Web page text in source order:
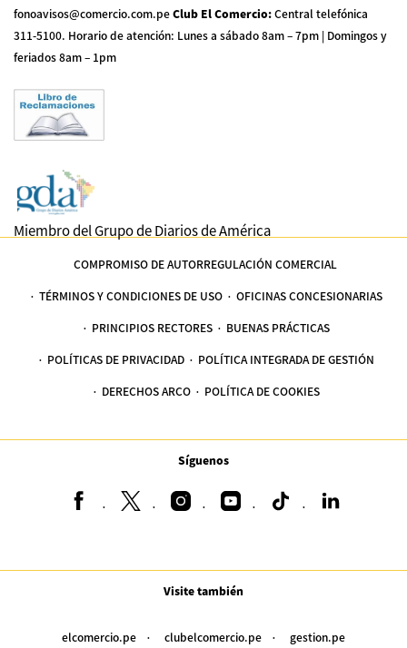
fonoavisos@comercio.com.peClub El Comercio:Central telefónica
311-5100. Horario de atención: Lunes a sábado 8am – 7pm | Domingos y
feriados 8am – 1pm
Miembro del Grupo de Diarios de América
COMPROMISO DE AUTORREGULACIÓN COMERCIAL
TÉRMINOS Y CONDICIONES DE USO OFICINAS CONCESIONARIAS
PRINCIPIOS RECTORES BUENAS PRÁCTICAS
POLÍTICAS DE PRIVACIDAD POLÍTICA INTEGRADA DE GESTIÓN
DERECHOS ARCO POLÍTICA DE COOKIES
Síguenos
Visite también
elcomercio.pe clubelcomercio.pe gestion.pe